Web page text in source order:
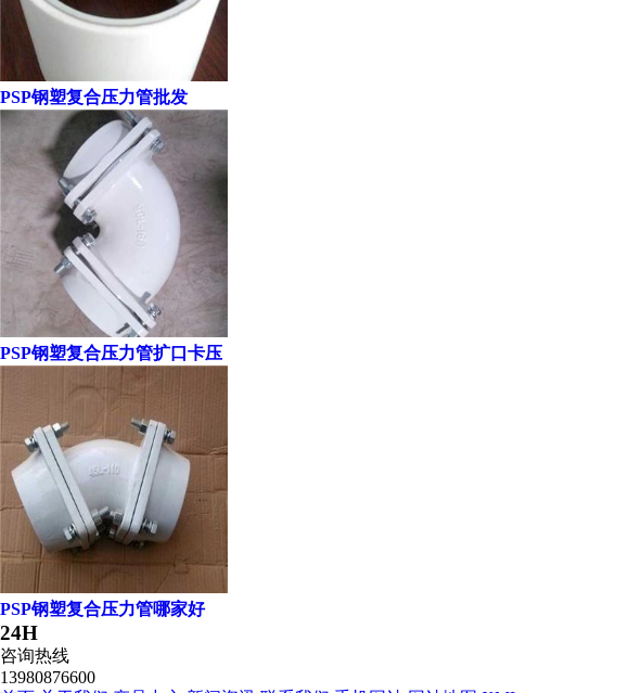
PSP钢塑复合压力管批发
PSP钢塑复合压力管扩口卡压
PSP钢塑复合压力管哪家好
24H
咨询热线
13980876600